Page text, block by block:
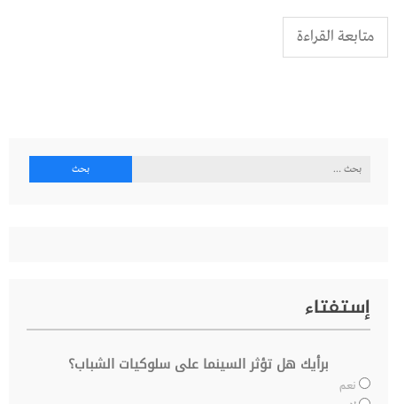
متابعة القراءة
البحث
إستفتاء
برأيك هل تؤثر السينما على سلوكيات الشباب؟
نعم